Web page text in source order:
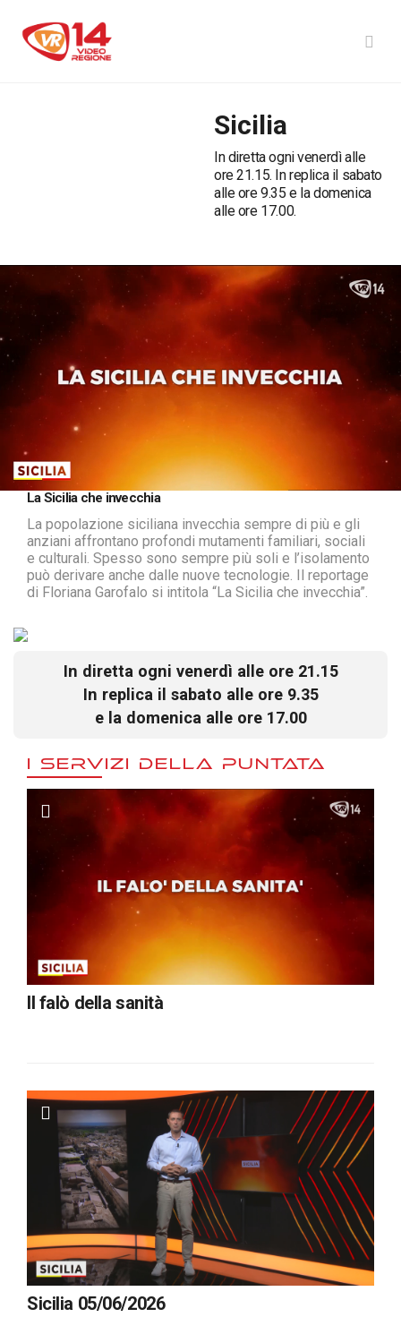
Sicilia
In diretta ogni venerdì alle
ore 21.15. In replica il sabato
alle ore 9.35 e la domenica
alle ore 17.00.
8.20%
La Sicilia che invecchia
La popolazione siciliana invecchia sempre di più e gli
anziani affrontano profondi mutamenti familiari, sociali
e culturali. Spesso sono sempre più soli e l’isolamento
può derivare anche dalle nuove tecnologie. Il reportage
di Floriana Garofalo si intitola “La Sicilia che invecchia”.
In diretta ogni venerdì alle ore 21.15
In replica il sabato alle ore 9.35
e la domenica alle ore 17.00
I SERVIZI DELLA PUNTATA
Il falò della sanità
Sicilia 05/06/2026